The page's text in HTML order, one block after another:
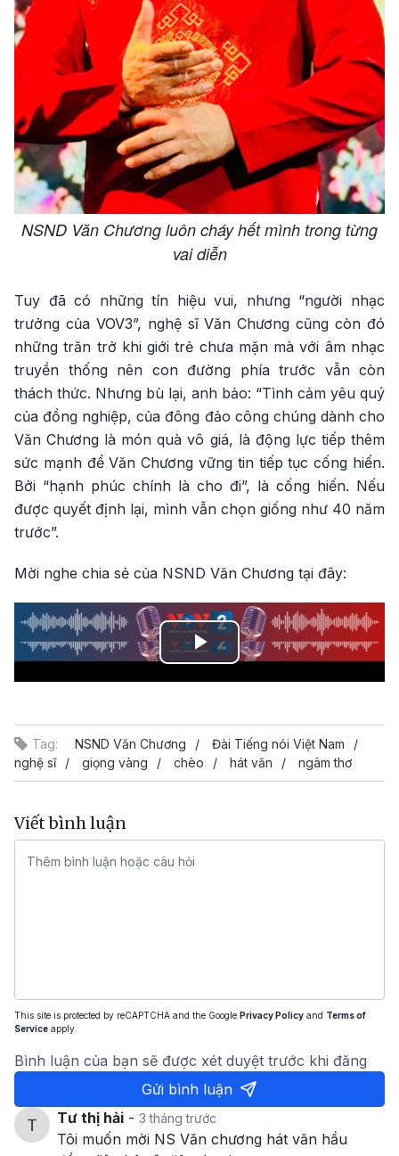
NSND Văn Chương luôn cháy hết mình trong từng
vai diễn
Tuy đã có những tín hiệu vui, nhưng “người nhạc
trưởng của VOV3”, nghệ sĩ Văn Chương cũng còn đó
những trăn trở khi giới trẻ chưa mặn mà với âm nhạc
truyền thống nên con đường phía trước vẫn còn
thách thức. Nhưng bù lại, anh bảo: “Tình cảm yêu quý
của đồng nghiệp, của đông đảo công chúng dành cho
Văn Chương là món quà vô giá, là động lực tiếp thêm
sức mạnh để Văn Chương vững tin tiếp tục cống hiến.
Bởi “hạnh phúc chính là cho đi”, là cống hiến. Nếu
được quyết định lại, mình vẫn chọn giống như 40 năm
trước”.
Mời nghe chia sẻ của NSND Văn Chương tại đây:
Play
Tag: NSND Văn Chương
Đài Tiếng nói Việt Nam
nghệ sĩ
giọng vàng chèo hát văn ngâm thơ
Viết bình luận
This site is protected by reCAPTCHA and the Google Privacy Policy and Terms of
Service apply.
Bình luận của bạn sẽ được xét duyệt trước khi đăng
Gửi bình luận
Tư thị hải - 3 tháng trước
Tôi muốn mời NS Văn chương hát văn hầu